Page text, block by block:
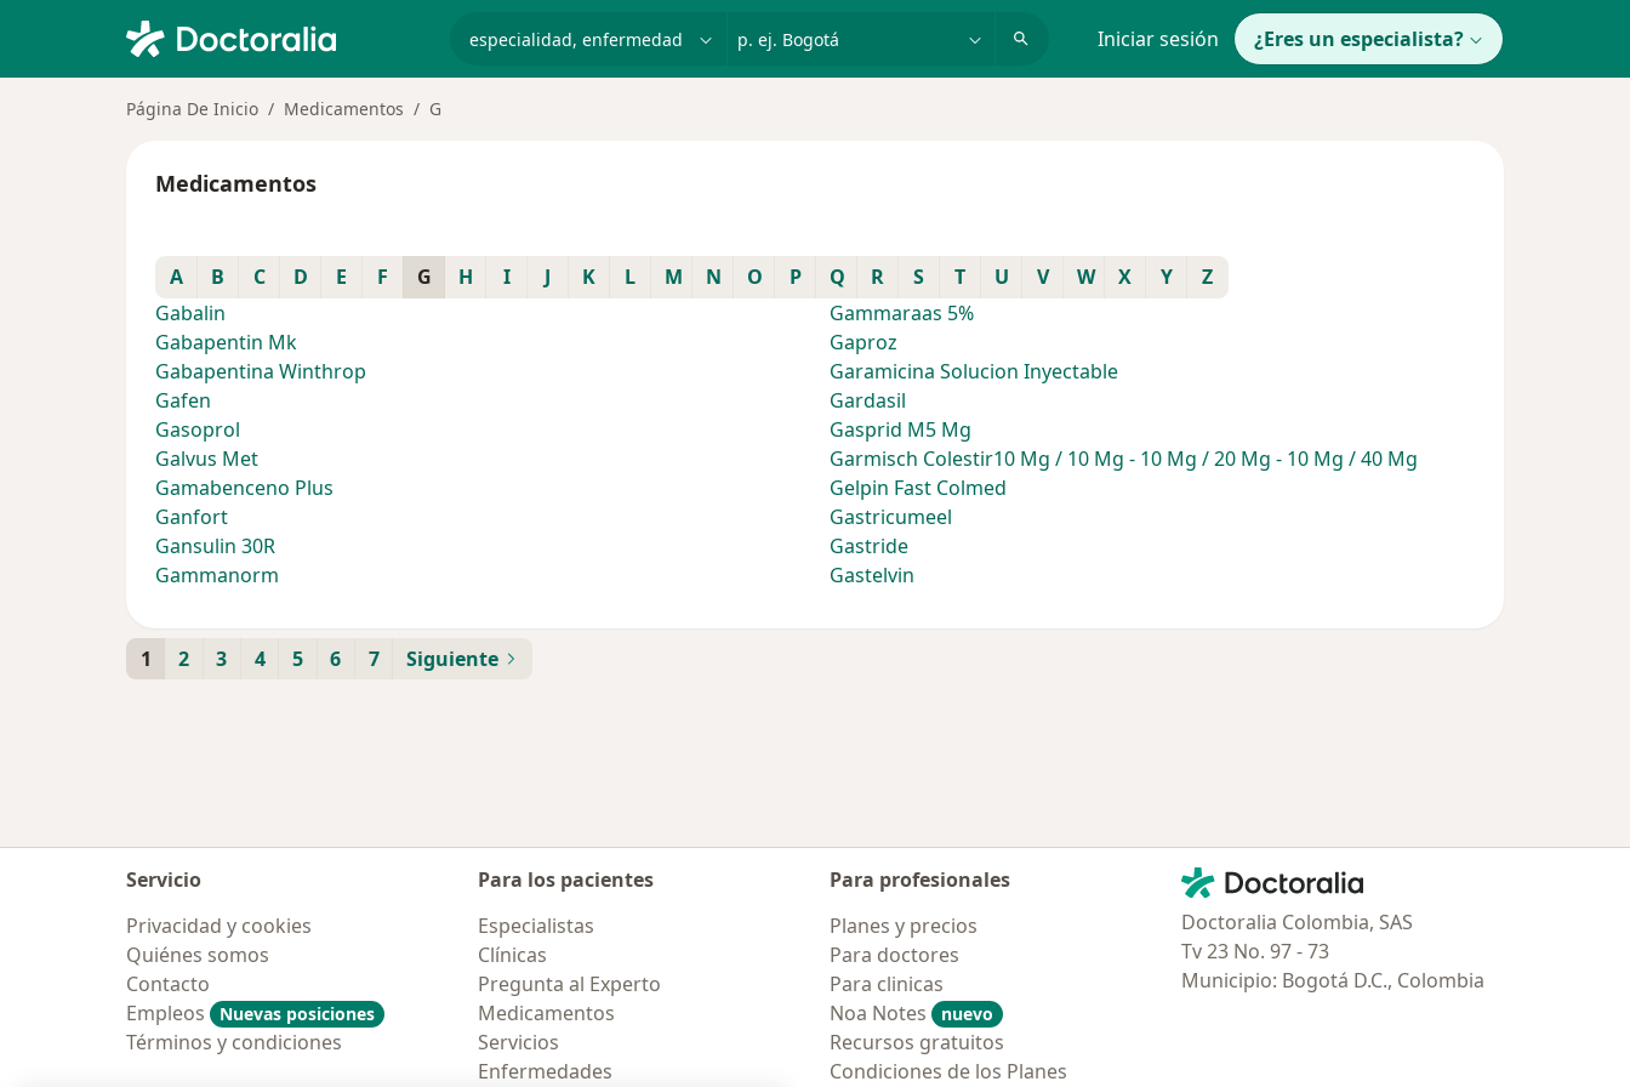
p. ej. Bogotá Iniciar sesión ¿Eres un especialista?
Página De Inicio Medicamentos G
Medicamentos
A B C D E F G H I J K L M N O P Q R S T U V W X Y
Z
Gabalin
Gabapentin Mk
Gabapentina Winthrop
Gafen
Gasoprol
Galvus Met
Gamabenceno Plus
Ganfort
Gansulin 30R
Gammanorm
Gammaraas 5%
Gaproz
Garamicina Solucion Inyectable
Gardasil
Gasprid M5 Mg
Garmisch Colestir10 Mg / 10 Mg - 10 Mg / 20 Mg - 10 Mg / 40 Mg
Gelpin Fast Colmed
Gastricumeel
Gastride
Gastelvin
1 2 3 4 5 6 7 Siguiente
Servicio
Privacidad y cookies
Quiénes somos
Contacto
Empleos
Nuevas posiciones
Términos y condiciones
Para los pacientes
Especialistas
Clínicas
Pregunta al Experto
Medicamentos
Servicios
Enfermedades
Para profesionales
Planes y precios
Para doctores
Para clinicas
Noa Notes
nuevo
Recursos gratuitos
Condiciones de los Planes
Contacto
Doctoralia - Página de inicio
Doctoralia Colombia, SAS
Tv 23 No. 97 - 73
Municipio: Bogotá D.C., Colombia